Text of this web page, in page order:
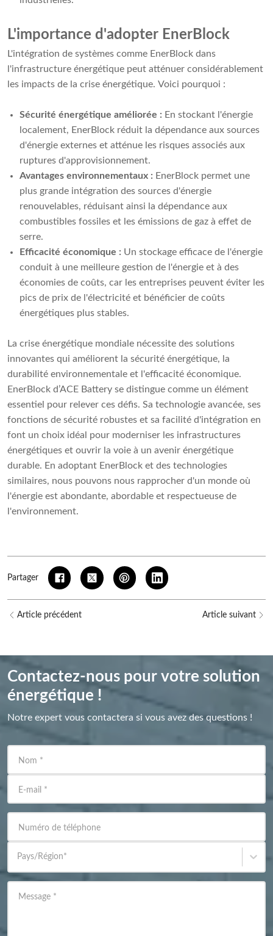
L'importance d'adopter EnerBlock
L'intégration de systèmes comme EnerBlock dans
l'infrastructure énergétique peut atténuer considérablement
les impacts de la crise énergétique. Voici pourquoi :
Sécurité énergétique améliorée : En stockant l'énergie
localement, EnerBlock réduit la dépendance aux sources
d'énergie externes et atténue les risques associés aux
ruptures d'approvisionnement.
Avantages environnementaux : EnerBlock permet une
plus grande intégration des sources d'énergie
renouvelables, réduisant ainsi la dépendance aux
combustibles fossiles et les émissions de gaz à effet de
serre.
Efficacité économique : Un stockage efficace de l'énergie
conduit à une meilleure gestion de l'énergie et à des
économies de coûts, car les entreprises peuvent éviter les
pics de prix de l'électricité et bénéficier de coûts
énergétiques plus stables.
La crise énergétique mondiale nécessite des solutions
innovantes qui améliorent la sécurité énergétique, la
durabilité environnementale et l'efficacité économique.
EnerBlock d’ACE Battery se distingue comme un élément
essentiel pour relever ces défis. Sa technologie avancée, ses
fonctions de sécurité robustes et sa facilité d'intégration en
font un choix idéal pour moderniser les infrastructures
énergétiques et ouvrir la voie à un avenir énergétique
durable. En adoptant EnerBlock et des technologies
similaires, nous pouvons nous rapprocher d'un monde où
l'énergie est abondante, abordable et respectueuse de
l'environnement.
Partager
Article précédent Article suivant
Contactez-nous pour votre solution
énergétique !
Notre expert vous contactera si vous avez des questions !
Nom *
E-mail *
Numéro de téléphone
Pays/Région*
Message *